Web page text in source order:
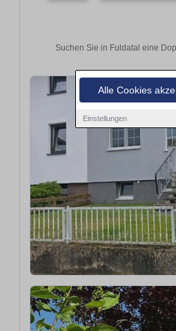
Alle Cookies
Einstellungen
Suchen Sie in Fuldatal eine